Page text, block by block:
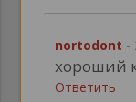
nortodont -
хороший
Ответить